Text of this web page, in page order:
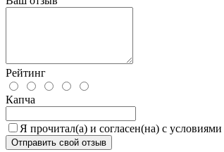
Рейтинг
Капча
Я прочитал(а) и согласен(на) с условиями
Отправить свой отзыв